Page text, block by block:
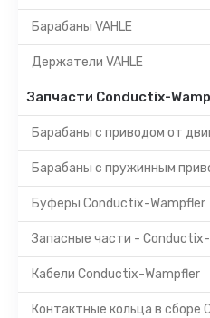
Барабаны VAHLE
Держатели VAHLE
Запчасти Conductix-
Барабаны с приводом от
Барабаны с пружинным
Буферы Conductix-Wampfler
Запасные части -
Кабели Conductix-Wampfler
Контактные кольца в сборе